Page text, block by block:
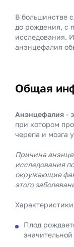
В большинстве
до рождения, с
исследования.
анэнцефалия
Общая
Анэнцефалия -
при котором
черепа и мозга
Причина
исследования
окружающие
этого
Плод